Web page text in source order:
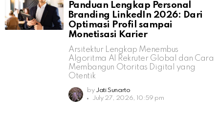
Panduan Lengkap Personal
Branding LinkedIn 2026: Dari
Optimasi Profil sampai
Monetisasi Karier
Arsitektur Lengkap Menembus
Algoritma AI Rekruter Global dan Cara
Membangun Otoritas Digital yang
Otentik
by Jati Sunarto
July 27, 2026, 10:59 pm